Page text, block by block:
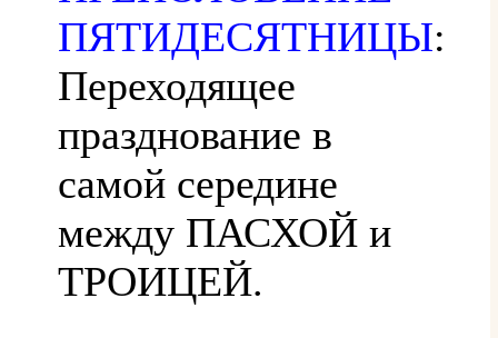
ПЯТИДЕСЯТНИЦЫ:
Переходящее
празднование в
самой середине
между ПАСХОЙ и
ТРОИЦЕЙ.